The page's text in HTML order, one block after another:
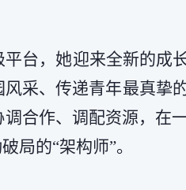
平台，她迎来全新的
采、传递青年最真挚
合作、调配资源，在
局的“架构师”。